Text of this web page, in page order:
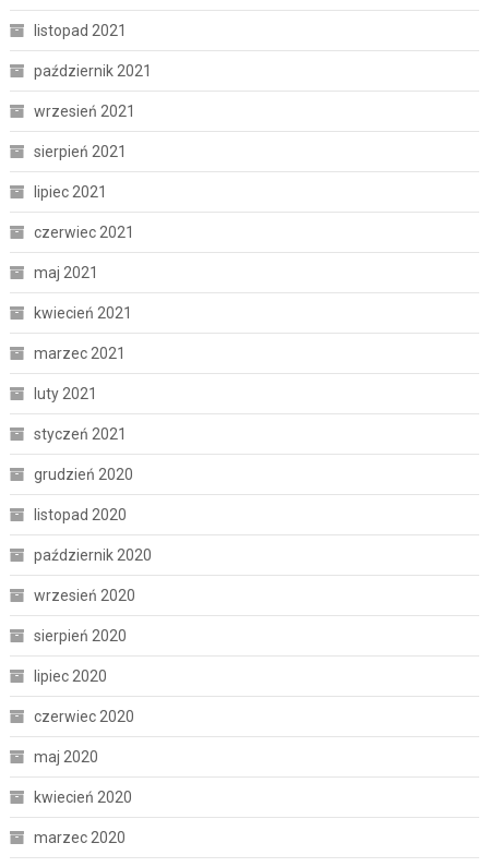
listopad 2021
październik 2021
wrzesień 2021
sierpień 2021
lipiec 2021
czerwiec 2021
maj 2021
kwiecień 2021
marzec 2021
luty 2021
styczeń 2021
grudzień 2020
listopad 2020
październik 2020
wrzesień 2020
sierpień 2020
lipiec 2020
czerwiec 2020
maj 2020
kwiecień 2020
marzec 2020